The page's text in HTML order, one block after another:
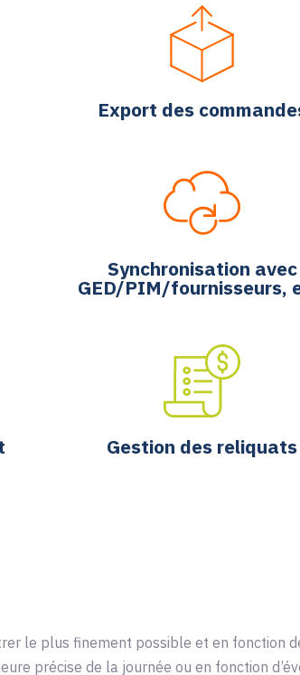
Export des
Synchronisation avec
GED/PIM/fournisseurs,
Gestion des reliquats
le plus finement possible et en fonction
précise de la journée ou en fonction